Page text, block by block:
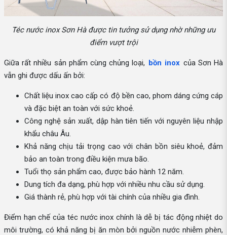
Téc nước inox Sơn Hà được tin tưởng sử dụng nhờ những ưu
điểm vượt trội
Giữa rất nhiều sản phẩm cùng chủng loại, bồn inox của Sơn Hà
vẫn ghi được dấu ấn bởi:
Chất liệu inox cao cấp có độ bền cao, phom dáng cứng cáp
và đặc biệt an toàn với sức khoẻ.
Công nghệ sản xuất, dập hàn tiên tiến với nguyên liệu nhập
khẩu châu Âu.
Khả năng chịu tải trọng cao với chân bồn siêu khoẻ, đảm
bảo an toàn trong điều kiện mưa bão.
Tuổi thọ sản phẩm cao, được bảo hành 12 năm.
Dung tích đa dạng, phù hợp với nhiều nhu cầu sử dụng.
Giá thành rẻ, phù hợp với tài chính của nhiều gia đình.
Điểm hạn chế của téc nước inox chính là dễ bị tác động nhiệt do
môi trường, có khả năng bị ăn mòn bởi nguồn nước nhiễm phèn,